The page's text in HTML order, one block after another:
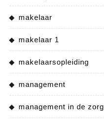
makelaar
makelaar 1
makelaarsopleiding
management
management in de zorg